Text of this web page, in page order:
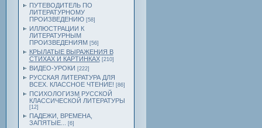
ПУТЕВОДИТЕЛЬ ПО
ЛИТЕРАТУРНОМУ
ПРОИЗВЕДЕНИЮ [58]
ИЛЛЮСТРАЦИИ К
ЛИТЕРАТУРНЫМ
ПРОИЗВЕДЕНИЯМ [56]
КРЫЛАТЫЕ ВЫРАЖЕНИЯ В
СТИХАХ И КАРТИНКАХ [210]
ВИДЕО-УРОКИ [222]
РУССКАЯ ЛИТЕРАТУРА ДЛЯ
ВСЕХ. КЛАССНОЕ ЧТЕНИЕ! [86]
ПСИХОЛОГИЗМ РУССКОЙ
КЛАССИЧЕСКОЙ ЛИТЕРАТУРЫ
[12]
ПАДЕЖИ, ВРЕМЕНА,
ЗАПЯТЫЕ...
[6]